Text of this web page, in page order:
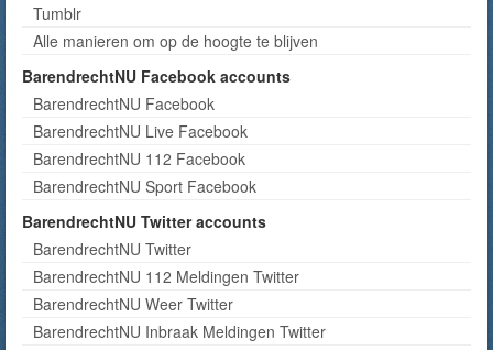
Tumblr
Alle manieren om op de hoogte te blijven
BarendrechtNU Facebook accounts
BarendrechtNU Facebook
BarendrechtNU Live Facebook
BarendrechtNU 112 Facebook
BarendrechtNU Sport Facebook
BarendrechtNU Twitter accounts
BarendrechtNU Twitter
BarendrechtNU 112 Meldingen Twitter
BarendrechtNU Weer Twitter
BarendrechtNU Inbraak Meldingen Twitter